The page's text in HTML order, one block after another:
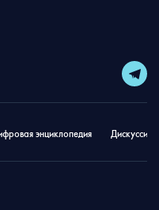
энциклопедия